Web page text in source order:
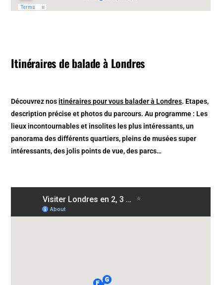
Itinéraires de balade à Londres
Découvrez nos itinéraires pour vous balader à Londres. Etapes,
description précise et photos du parcours. Au programme : Les
lieux incontournables et insolites les plus intéressants, un
panorama des différents quartiers, pleins de musées super
intéressants, des jolis points de vue, des parcs…